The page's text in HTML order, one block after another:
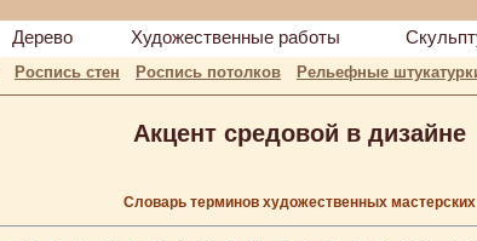
Дерево Художественные работы
Роспись стен Роспись потолков Рельефные
Акцент средовой в дизайне
Словарь терминов художественных мастерских